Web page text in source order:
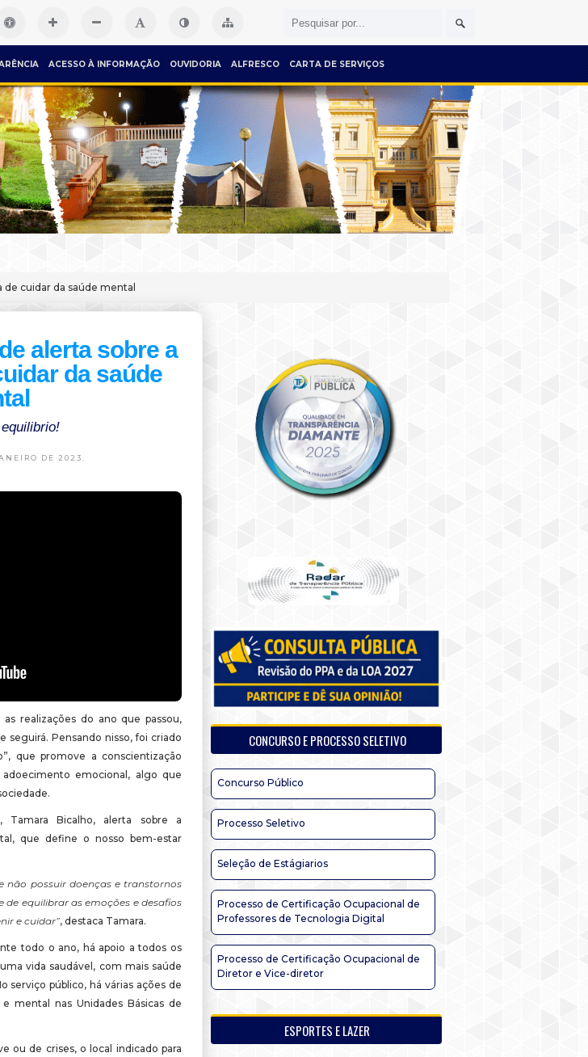
ACESSO À INFORMAÇÃO OUVIDORIA ALFRESCO CARTA DE SERVIÇOS
de cuidar da saúde mental
alerta sobre a
da saúde
DE 2023.
realizações do ano que passou,
seguirá. Pensando nisso, foi criado
que promove a conscientização
emocional, algo que
Tamara Bicalho, alerta sobre a
que define o nosso bem-estar
possuir doenças e transtornos
equilibrar as emoções e desafios
e cuidar”, destaca Tamara.
todo o ano, há apoio a todos os
vida saudável, com mais saúde
serviço público, há várias ações de
mental nas Unidades Básicas de
ou de crises, o local indicado para
CONCURSO E PROCESSO SELETIVO
Concurso Público
Processo Seletivo
Seleção de Estágiarios
Processo de Certificação Ocupacional de
Professores de Tecnologia Digital
Processo de Certificação Ocupacional de
Diretor e Vice-diretor
ESPORTES E LAZER